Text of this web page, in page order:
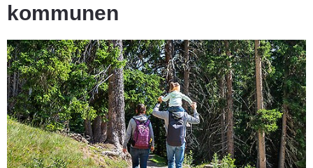
kommunen